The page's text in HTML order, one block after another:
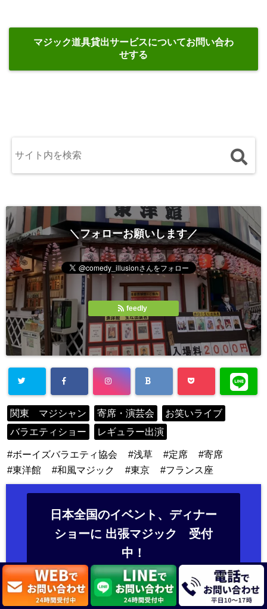
マジック道具貸出サービスについてお問い合わ
せする
＼フォローお願いします／
feedly
関東 マジシャン 寄席・演芸会
お笑いライブ
バラエティショー
レギュラー出演
ボーイズバラエティ協会 浅草 定席
寄席
東洋館
和風マジック 東京 フランス座
日本全国のイベント、ディナー
ショーに 出張マジック 受付
中！
世界14ヶ国、5000回以上のマジックショーに出
演！